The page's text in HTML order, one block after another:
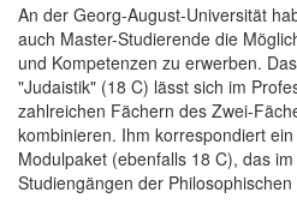
An der Georg-August-Universität
auch Master-Studierende die
und Kompetenzen zu erwerben.
"Judaistik" (18 C) lässt sich im
zahlreichen Fächern des Zwei-
kombinieren. Ihm korrespondiert
Modulpaket (ebenfalls 18 C), das
Studiengängen der